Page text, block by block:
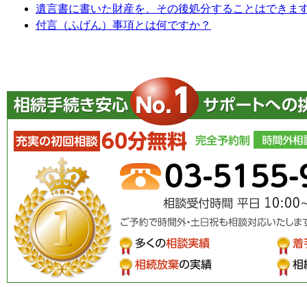
遺言書に書いた財産を、その後処分することはできま
付言（ふげん）事項とは何ですか？